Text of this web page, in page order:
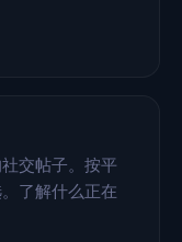
交帖子。按平
了解什么正在